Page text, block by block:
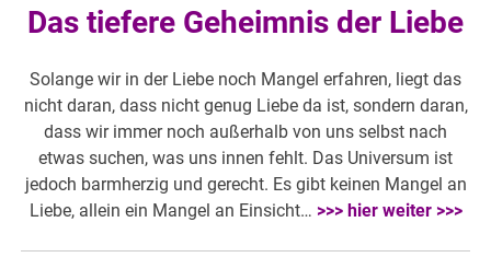
Das tiefere Geheimnis der Liebe
Solange wir in der Liebe noch Mangel erfahren, liegt das
nicht daran, dass nicht genug Liebe da ist, sondern daran,
dass wir immer noch außerhalb von uns selbst nach
etwas suchen, was uns innen fehlt. Das Universum ist
jedoch barmherzig und gerecht. Es gibt keinen Mangel an
Liebe, allein ein Mangel an Einsicht… >>> hier weiter >>>